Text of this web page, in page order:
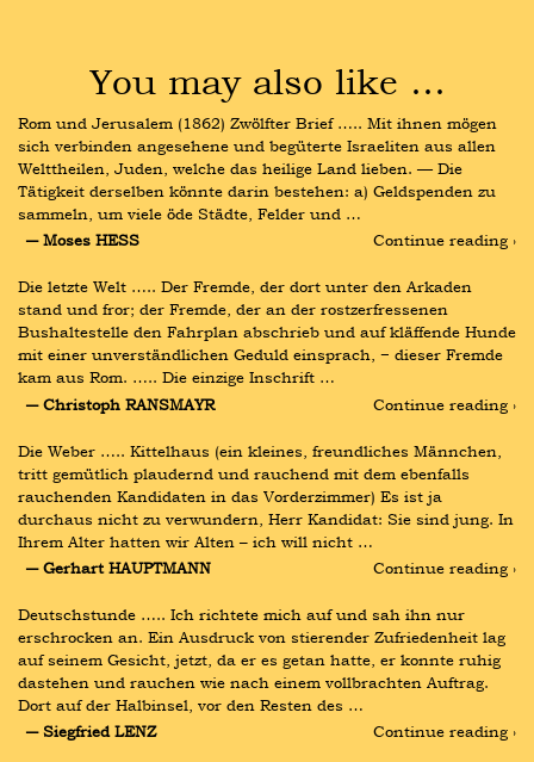
You may also like …
Rom und Jerusalem (1862) Zwölfter Brief ….. Mit ihnen mögen
sich verbinden angesehene und begüterte Israeliten aus allen
Welttheilen, Juden, welche das heilige Land lieben. — Die
Tätigkeit derselben könnte darin bestehen: a) Geldspenden zu
sammeln, um viele öde Städte, Felder und …
― Moses HESS
Continue reading ›
Die letzte Welt ….. Der Fremde, der dort unter den Arkaden
stand und fror; der Fremde, der an der rostzerfressenen
Bushaltestelle den Fahrplan abschrieb und auf kläffende Hunde
mit einer unverständlichen Geduld einsprach, − dieser Fremde
kam aus Rom. ….. Die einzige Inschrift …
― Christoph RANSMAYR
Continue reading ›
Die Weber ….. Kittelhaus (ein kleines, freundliches Männchen,
tritt gemütlich plaudernd und rauchend mit dem ebenfalls
rauchenden Kandidaten in das Vorderzimmer) Es ist ja
durchaus nicht zu verwundern, Herr Kandidat: Sie sind jung. In
Ihrem Alter hatten wir Alten – ich will nicht …
― Gerhart HAUPTMANN
Continue reading ›
Deutschstunde ….. Ich richtete mich auf und sah ihn nur
erschrocken an. Ein Ausdruck von stierender Zufriedenheit lag
auf seinem Gesicht, jetzt, da er es getan hatte, er konnte ruhig
dastehen und rauchen wie nach einem vollbrachten Auftrag.
Dort auf der Halbinsel, vor den Resten des …
― Siegfried LENZ
Continue reading ›